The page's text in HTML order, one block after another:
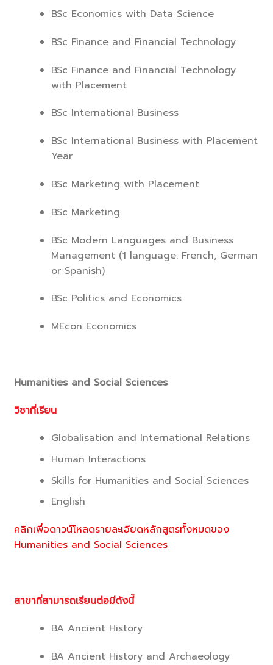
BSc Economics with Data Science
BSc Finance and Financial Technology
BSc Finance and Financial Technology
with Placement
BSc International Business
BSc International Business with Placement
Year
BSc Marketing with Placement
BSc Marketing
BSc Modern Languages and Business
Management (1 language: French, German
or Spanish)
BSc Politics and Economics
MEcon Economics
Humanities and Social Sciences
วิชาที่เรียน
Globalisation and International Relations
Human Interactions
Skills for Humanities and Social Sciences
English
คลิกเพื่อดาวน์โหลดรายละเอียดหลักสูตรทั้งหมดของ
Humanities and Social Sciences
สาขาที่สามารถเรียนต่อมีดังนี้
BA Ancient History
BA Ancient History and Archaeology